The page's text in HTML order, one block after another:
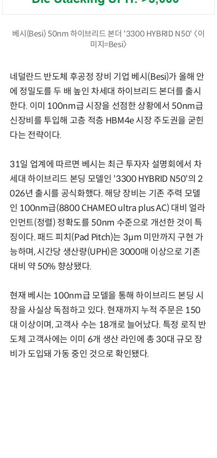
베시(Besi) 50nm 하이브리드 본더 '3300 HYBRID N50' 〈이
미지=Besi〉
네덜란드 반도체 후공정 장비 기업 베시(Besi)가 올해 안
에 정밀도를 두 배 높인 차세대 하이브리드 본더를 출시
한다. 이미 100nm급 시장을 선점한 상황에서 50nm급
신장비를 투입해 고층 적층 HBM4e 시장 주도권을 굳힌
다는 전략이다.
31일 업계에 따르면 베시는 최근 투자자 설명회에서 차
세대 하이브리드 본딩 모델인 '3300 HYBRID N50'의 2
026년 출시를 공식화했다. 해당 장비는 기존 주력 모델
인 100nm급(8800 CHAMEO ultra plus AC) 대비 얼라
인먼트(정렬) 정확도를 50nm 수준으로 개선한 것이 특
징이다. 패드 피치(Pad Pitch)는 3μm 미만까지 구현 가
능하며, 시간당 생산량(UPH)은 3000매 이상으로 기존
대비 약 50% 향상됐다.
현재 베시는 100nm급 모델을 통해 하이브리드 본딩 시
장을 사실상 독점하고 있다. 현재까지 누적 주문은 150
대 이상이며, 고객사 수는 18개로 늘어났다. 특정 로직 반
도체 고객사에는 이미 6개 생산 라인에 총 30대 규모 장
비가 도입돼 가동 중인 것으로 확인됐다.